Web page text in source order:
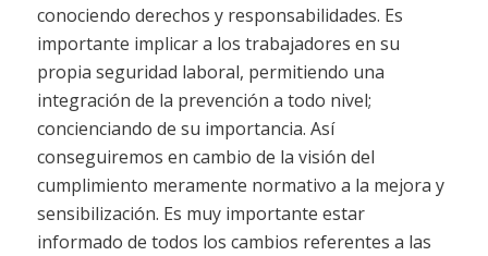
conociendo derechos y responsabilidades. Es
importante implicar a los trabajadores en su
propia seguridad laboral, permitiendo una
integración de la prevención a todo nivel;
concienciando de su importancia. Así
conseguiremos en cambio de la visión del
cumplimiento meramente normativo a la mejora y
sensibilización. Es muy importante estar
informado de todos los cambios referentes a las